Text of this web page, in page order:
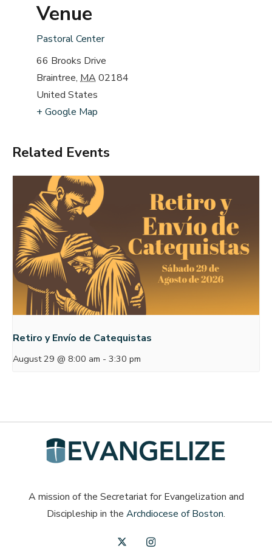
Venue
Pastoral Center
66 Brooks Drive
Braintree, MA02184
United States
+ Google Map
Related Events
Retiro y Envío de Catequistas
August 29 @ 8:00 am - 3:30 pm
A mission of the Secretariat for Evangelization and
Discipleship in the Archdiocese of Boston.